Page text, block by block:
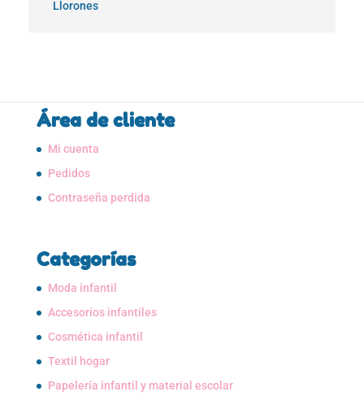
Llorones
Área de cliente
Mi cuenta
Pedidos
Contraseña perdida
Categorías
Moda infantil
Accesorios infantiles
Cosmética infantil
Textil hogar
Papelería infantil y material escolar